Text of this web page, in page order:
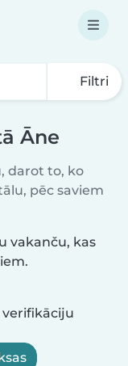
Filtri
Āne
darot to, ko
pēc saviem
vakanču, kas
verifikāciju